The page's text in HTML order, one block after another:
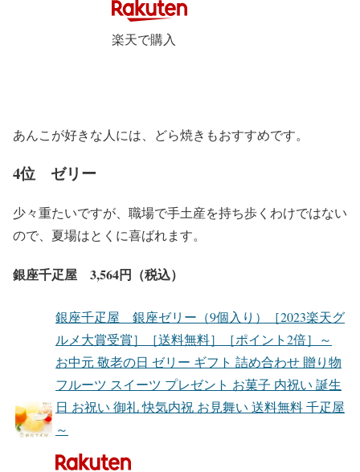
楽天で購入
あんこが好きな人には、どら焼きもおすすめです。
4位 ゼリー
少々重たいですが、職場で手土産を持ち歩くわけではない
ので、夏場はとくに喜ばれます。
銀座千疋屋 3,564円（税込）
銀座千疋屋 銀座ゼリー（9個入り）［2023楽天グ
ルメ大賞受賞］［送料無料］［ポイント2倍］～
お中元 敬老の日 ゼリー ギフト 詰め合わせ 贈り物
フルーツ スイーツ プレゼント お菓子 内祝い 誕生
日 お祝い 御礼 快気内祝 お見舞い 送料無料 千疋屋
～